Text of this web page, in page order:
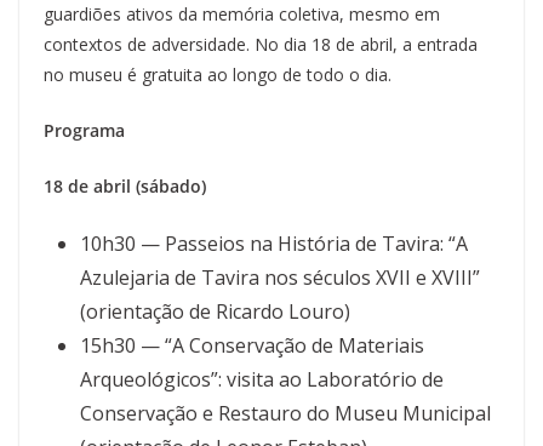
guardiões ativos da memória coletiva, mesmo em
contextos de adversidade. No dia 18 de abril, a entrada
no museu é gratuita ao longo de todo o dia.
Programa
18 de abril (sábado)
10h30 — Passeios na História de Tavira: “A
Azulejaria de Tavira nos séculos XVII e XVIII”
(orientação de Ricardo Louro)
15h30 — “A Conservação de Materiais
Arqueológicos”: visita ao Laboratório de
Conservação e Restauro do Museu Municipal